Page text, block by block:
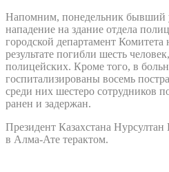
Напомним, понедельник бывший
нападение на здание отдела
городской департамент Комитета
результате погибли шесть
полицейских. Кроме того, в
госпитализированы восемь
среди них шестеро сотрудников
ранен и задержан.
Президент Казахстана Нурсултан
в Алма-Ате терактом.